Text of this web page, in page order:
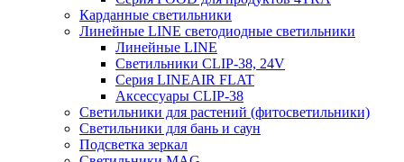
Карданные светильники
Линейные LINE светодиодные светильники
Линейные LINE
Светильники CLIP-38, 24V
Серия LINEAIR FLAT
Аксессуары CLIP-38
Светильники для растений (фитосветильники)
Светильники для бань и саун
Подсветка зеркал